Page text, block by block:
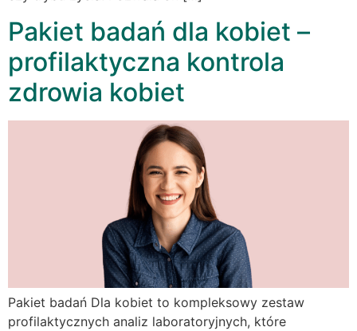
Pakiet badań dla kobiet –
profilaktyczna kontrola
zdrowia kobiet
Pakiet badań Dla kobiet to kompleksowy zestaw
profilaktycznych analiz laboratoryjnych, które